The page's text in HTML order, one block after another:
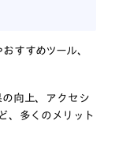
すすめツール、
の向上、アクセシ
、多くのメリット